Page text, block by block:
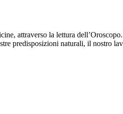
attraverso la lettura
predisposizioni naturali, il nostro